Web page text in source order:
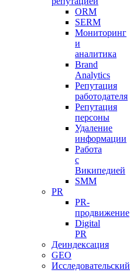
ORM
SERM
Мониторинг
и
аналитика
Brand
Analytics
Репутация
работодателя
Репутация
персоны
Удаление
информации
Работа
с
Википедией
SMM
PR
PR-
продвижение
Digital
PR
Деиндексация
GEO
Исследовательский